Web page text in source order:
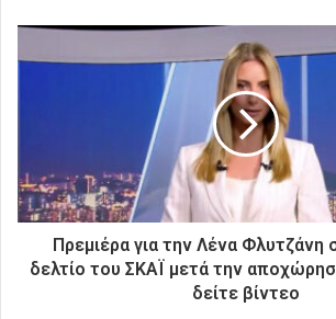
κ
ε
ύ
Πρεμιέρα για την Λένα Φλυτζάνη
δελτίο του ΣΚΑΪ μετά την
δείτε βίντεο